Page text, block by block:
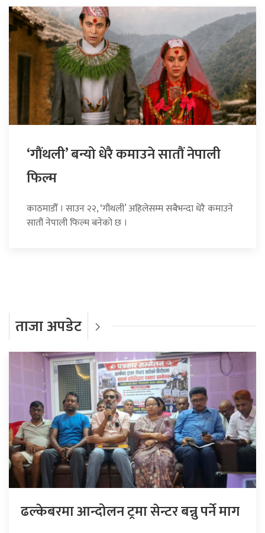
‘गौंथली’ बन्यो धेरै कमाउने सातौं नेपाली
फिल्म
काठमाडौँ । साउन २२, ‘गौंथली’ अहिलेसम्म सबैभन्दा धेरै कमाउने
सातौं नेपाली फिल्म बनेको छ ।
ताजा अपडेट
ढल्केबरमा आन्दोलन ट्रमा सेन्टर बन्नु पर्ने माग